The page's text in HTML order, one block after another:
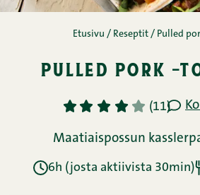
Etusivu / Reseptit / Pulled
pulled pork -
1 2 3 4 5 (11)
Maatiaispossun
6h (josta aktiivista 30min)